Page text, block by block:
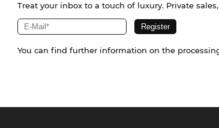
Treat your inbox to a touch of luxury. Private
You can find further information on the